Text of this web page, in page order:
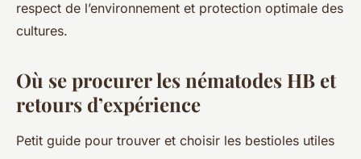
respect de l’environnement et protection optimale des
cultures.
Où se procurer les nématodes HB et
retours d’expérience
Petit guide pour trouver et choisir les bestioles utiles